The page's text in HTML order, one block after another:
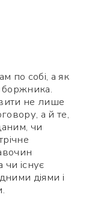
по собі, а як
боржника.
не лише
а й те,
чи
існує
діями і